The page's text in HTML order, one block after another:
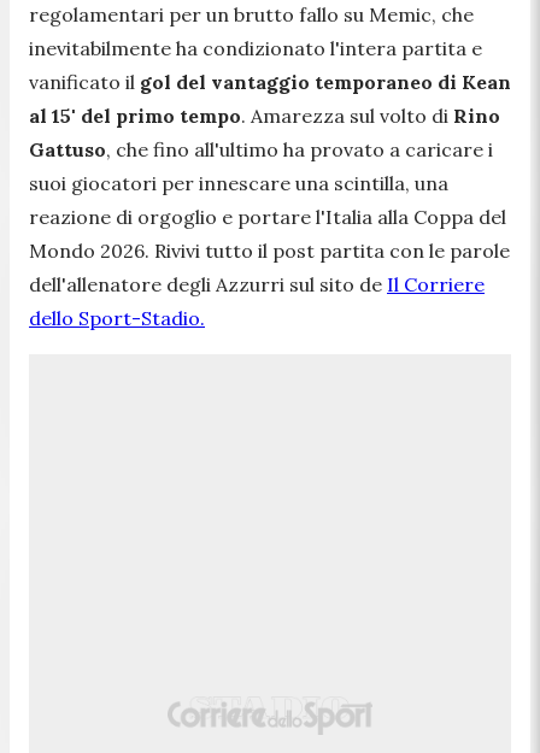
regolamentari per un brutto fallo su Memic, che
inevitabilmente ha condizionato l'intera partita e
vanificato il gol del vantaggio temporaneo di Kean
al 15' del primo tempo. Amarezza sul volto di Rino
Gattuso, che fino all'ultimo ha provato a caricare i
suoi giocatori per innescare una scintilla, una
reazione di orgoglio e portare l'Italia alla Coppa del
Mondo 2026. Rivivi tutto il post partita con le parole
dell'allenatore degli Azzurri sul sito de Il Corriere
dello Sport-Stadio.